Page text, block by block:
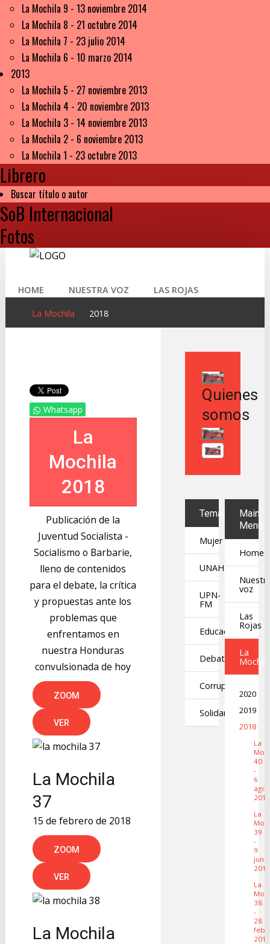
La Mochila 9 - 13 noviembre 2014
La Mochila 8 - 21 octubre 2014
La Mochila 7 - 23 julio 2014
La Mochila 6 - 10 marzo 2014
2013
La Mochila 5 - 27 noviembre 2013
La Mochila 4 - 20 noviembre 2013
La Mochila 3 - 14 noviembre 2013
La Mochila 2 - 6 noviembre 2013
La Mochila 1 - 23 octubre 2013
Librero
Buscar título o autor
SoB Internacional
Fotos
HOME NUESTRA VOZ LAS ROJAS
FOTOS
La Mochila 2018
Whatsapp
La
Mochila
2018
Publicación de la
Juventud Socialista -
Socialismo o Barbarie,
lleno de contenidos
para el debate, la crítica
y propuestas ante los
problemas que
enfrentamos en
nuestra Honduras
convulsionada de hoy
ZOOM
VER
La Mochila
37
15 de febrero de 2018
ZOOM
VER
La Mochila
Quienes
somos
Temas
Mujer
UNAH
UPN-
FM
Educación
Debates
Corrupción
Solidaridad
Main
Menu
Home
voz
Las
Rojas
La
Mochila
2020
2019
2018
La
40
-
6
La
39
-
9
La
38
-
28